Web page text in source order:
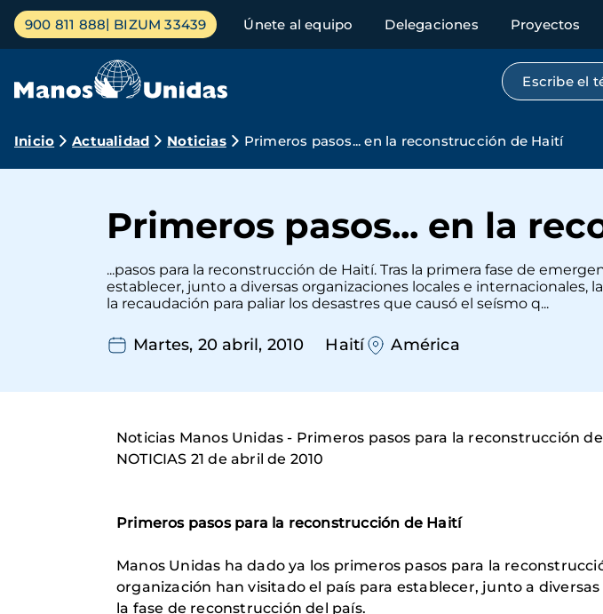
Pasar
contenido
Menú
principal
900 811 888 BIZUM 33439 Únete al equipo Delegaciones Proyectos
Búsqueda
Ruta
navegación
Inicio Actualidad Noticias Primeros pasos... en la reconstrucción de Haití
Primeros pasos... en la
...pasos para la reconstrucción de Haití. Tras la primera fase de
establecer, junto a diversas organizaciones locales e internacionales,
la recaudación para paliar los desastres que causó el seísmo q...
Martes, 20 abril, 2010 Haití América
Noticias Manos Unidas - Primeros pasos para la reconstrucción
NOTICIAS 21 de abril de 2010
Primeros pasos para la reconstrucción de Haití
Manos Unidas ha dado ya los primeros pasos para la
organización han visitado el país para establecer, junto a
la fase de reconstrucción del país.